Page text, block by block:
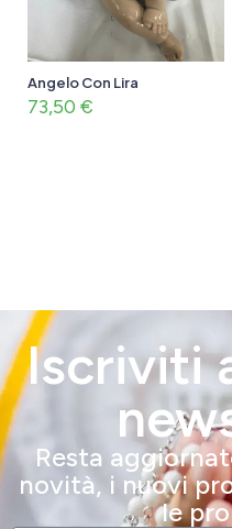
Angelo Con Lira
73,50 €
Iscriviti
Resta
novità, i nuovi
le